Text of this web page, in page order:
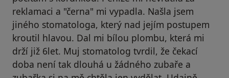
reklamaci a "černa" mi vypadla. Našla jsem
jiného stomatologa, který nad jejím postupem
kroutil hlavou. Dal mi bílou plombu, která mi
drží již 6let. Muj stomatolog tvrdil, že čekací
doba není tak dlouhá u žádného zubaře a